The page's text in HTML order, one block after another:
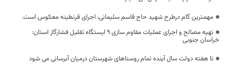
مهمترین گام درطرح شهید حاج قاسم سلیمانی، اجرای قرنطینه معکوس است.
تهیه مصالح و اجرای عملیات مقاوم سازی 9 ایستگاه تقلیل فشارگاز استان:
خراسان جنوبی
تا هفته دولت سال آینده تمام روستاهای شهرستان درمیان آبرسانی می شود